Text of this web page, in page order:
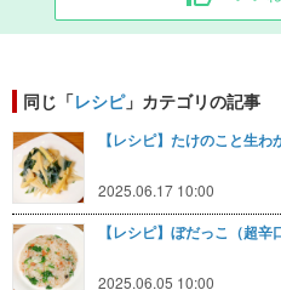
同じ「レシピ」カテゴリの記事
【レシピ】たけのこと生
2025.06.17 10:00
【レシピ】ぼだっこ（超
2025.06.05 10:00